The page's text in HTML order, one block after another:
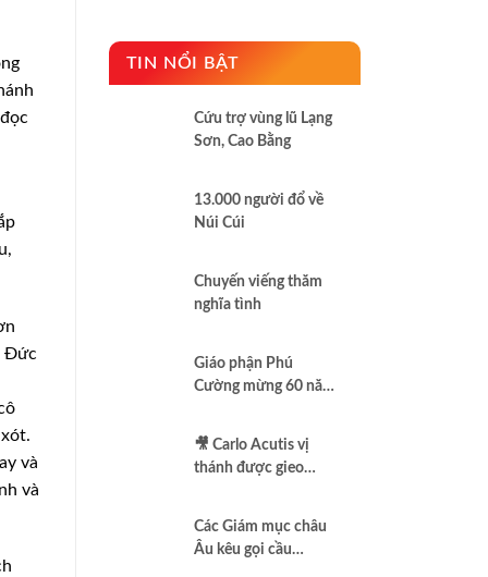
Đức
và
và
TIN NỔI BẬT
Cứu trợ vùng lũ Lạng
Sơn, Cao Bằng
13.000 người đổ về
Núi Cúi
Chuyến viếng thăm
nghĩa tình
Giáo phận Phú
Cường mừng 60 năm
🎥 Carlo Acutis vị
thánh được gieo
2025 | #15
Các Giám mục châu
Âu kêu gọi cầu